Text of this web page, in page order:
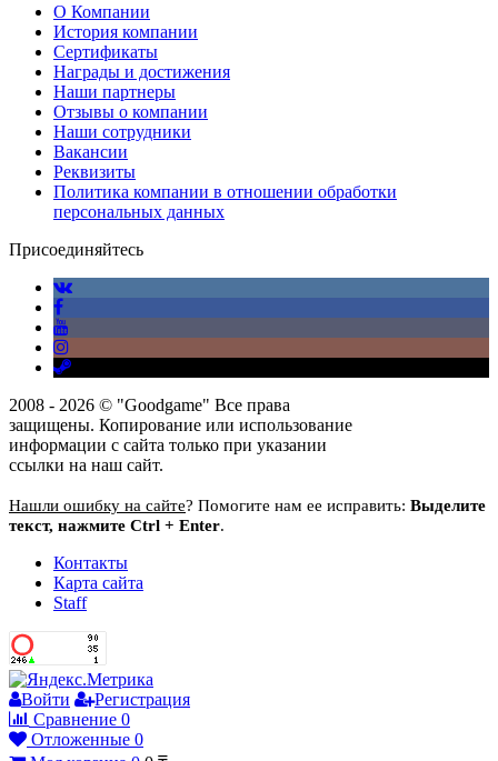
О Компании
История компании
Сертификаты
Награды и достижения
Наши партнеры
Отзывы о компании
Наши сотрудники
Вакансии
Реквизиты
Политика компании в отношении обработки
персональных данных
Присоединяйтесь
2008 - 2026 © "Goodgame" Все права
защищены. Копирование или использование
информации с сайта только при указании
ссылки на наш сайт.
Нашли ошибку на сайте? Помогите нам ее исправить: Выделите
текст, нажмите Ctrl + Enter.
Контакты
Карта сайта
Staff
Войти
Регистрация
Сравнение 0
Отложенные 0